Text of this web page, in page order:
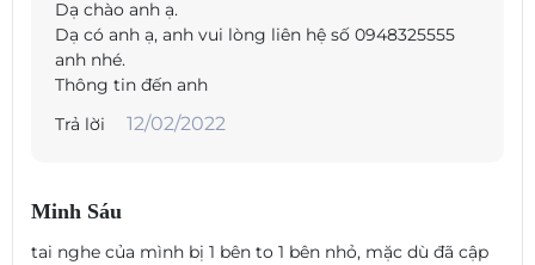
Sử dụng Beoplay E8 Sport trong mọi điều kiện thời tiết mà không ảnh
hưởng đến trải nghiệm âm thanh của bạn. Được chế tạo bằng vật liệu
cao cấp, tai nghe không dây Beoplay E8 Sport có khả năng chống mồ
hôi được chứng nhận IP57 và chống thấm nước hoàn toàn xuống độ
luyện.
KẾT NỐI
Dạ chào anh ạ.
Dạ có anh ạ, anh vui lòng liên hệ số 0948325555
anh nhé.
Thông tin đến anh
Trả lời
12/02/2022
Minh Sáu
tai nghe của mình bị 1 bên to 1 bên nhỏ, mặc dù đã cập